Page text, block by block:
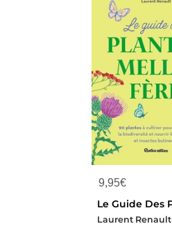
9,95€
Laurent Renault